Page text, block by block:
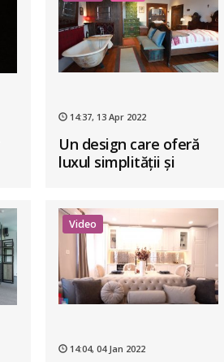
14:37, 13 Apr 2022
Un design care oferă
luxul simplității și
Video
14:04, 04 Jan 2022